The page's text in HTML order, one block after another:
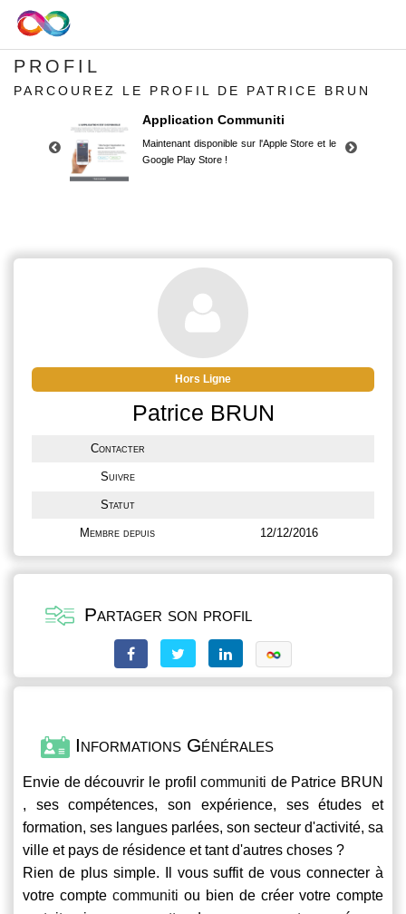
PROFIL
PARCOUREZ LE PROFIL DE PATRICE BRUN
Application Communiti
Maintenant disponible sur l'Apple Store et le
Google Play Store !
Google Play Store !
Hors Ligne
Patrice BRUN
Contacter
Suivre
Statut
Membre depuis 12/12/2016
Partager son profil
Informations Générales
Envie de découvrir le profilcommuniti de Patrice BRUN
, ses compétences, son expérience, ses études et
formation, ses langues parlées, son secteur d'activité, sa
ville et pays de résidence et tant d'autres choses ?
Rien de plus simple. Il vous suffit de vous connecter à
votre compte communiti ou bien de créer votre compte